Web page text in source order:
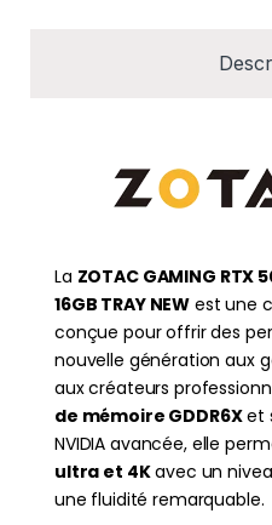
La ZOTAC GAMING RTX
16GB TRAY NEW est une
conçue pour offrir des
nouvelle génération aux
aux créateurs
de mémoire GDDR6Xet
NVIDIA avancée, elle
ultra et 4Kavec un
une fluidité remarquable.